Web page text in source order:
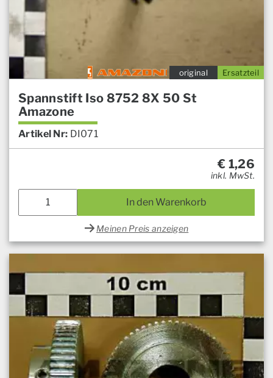
Ersatzteil
original
Spannstift Iso 8752 8X 50 St
Amazone
Artikel Nr: DI071
€ 1,26
inkl. MwSt.
In den Warenkorb
Meinen Preis anzeigen